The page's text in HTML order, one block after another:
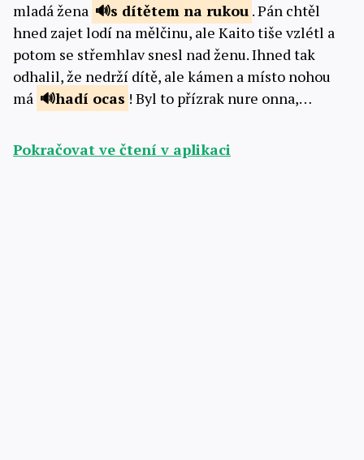
mladá žena
s dítětem na rukou . Pán chtěl
hned zajet lodí na mělčinu, ale Kaito tiše vzlétl a
potom se střemhlav snesl nad ženu. Ihned tak
odhalil, že nedrží dítě, ale kámen a místo nohou
má
hadí ocas ! Byl to přízrak nure onna,…
Pokračovat ve čtení v aplikaci